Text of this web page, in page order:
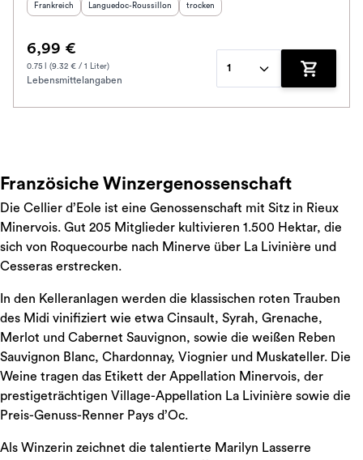
Herkunftsland
Frankreich Herkunftsregion:
Languedoc-Roussillon Geschmack
trocken
6,99 €
0.75 l (9.32 € / 1 Liter)
Lebensmittelangaben
1
Zum
Französiche Winzergenossenschaft
Die Cellier d’Eole ist eine Genossenschaft mit Sitz in Rieux
Minervois. Gut 205 Mitglieder kultivieren 1.500 Hektar, die
sich von Roquecourbe nach Minerve über La Livinière und
Cesseras erstrecken.
In den Kelleranlagen werden die klassischen roten Trauben
des Midi vinifiziert wie etwa Cinsault, Syrah, Grenache,
Merlot und Cabernet Sauvignon, sowie die weißen Reben
Sauvignon Blanc, Chardonnay, Viognier und Muskateller. Die
Weine tragen das Etikett der Appellation Minervois, der
prestigeträchtigen Village-Appellation La Livinière sowie die
Preis-Genuss-Renner Pays d’Oc.
Als Winzerin zeichnet die talentierte Marilyn Lasserre